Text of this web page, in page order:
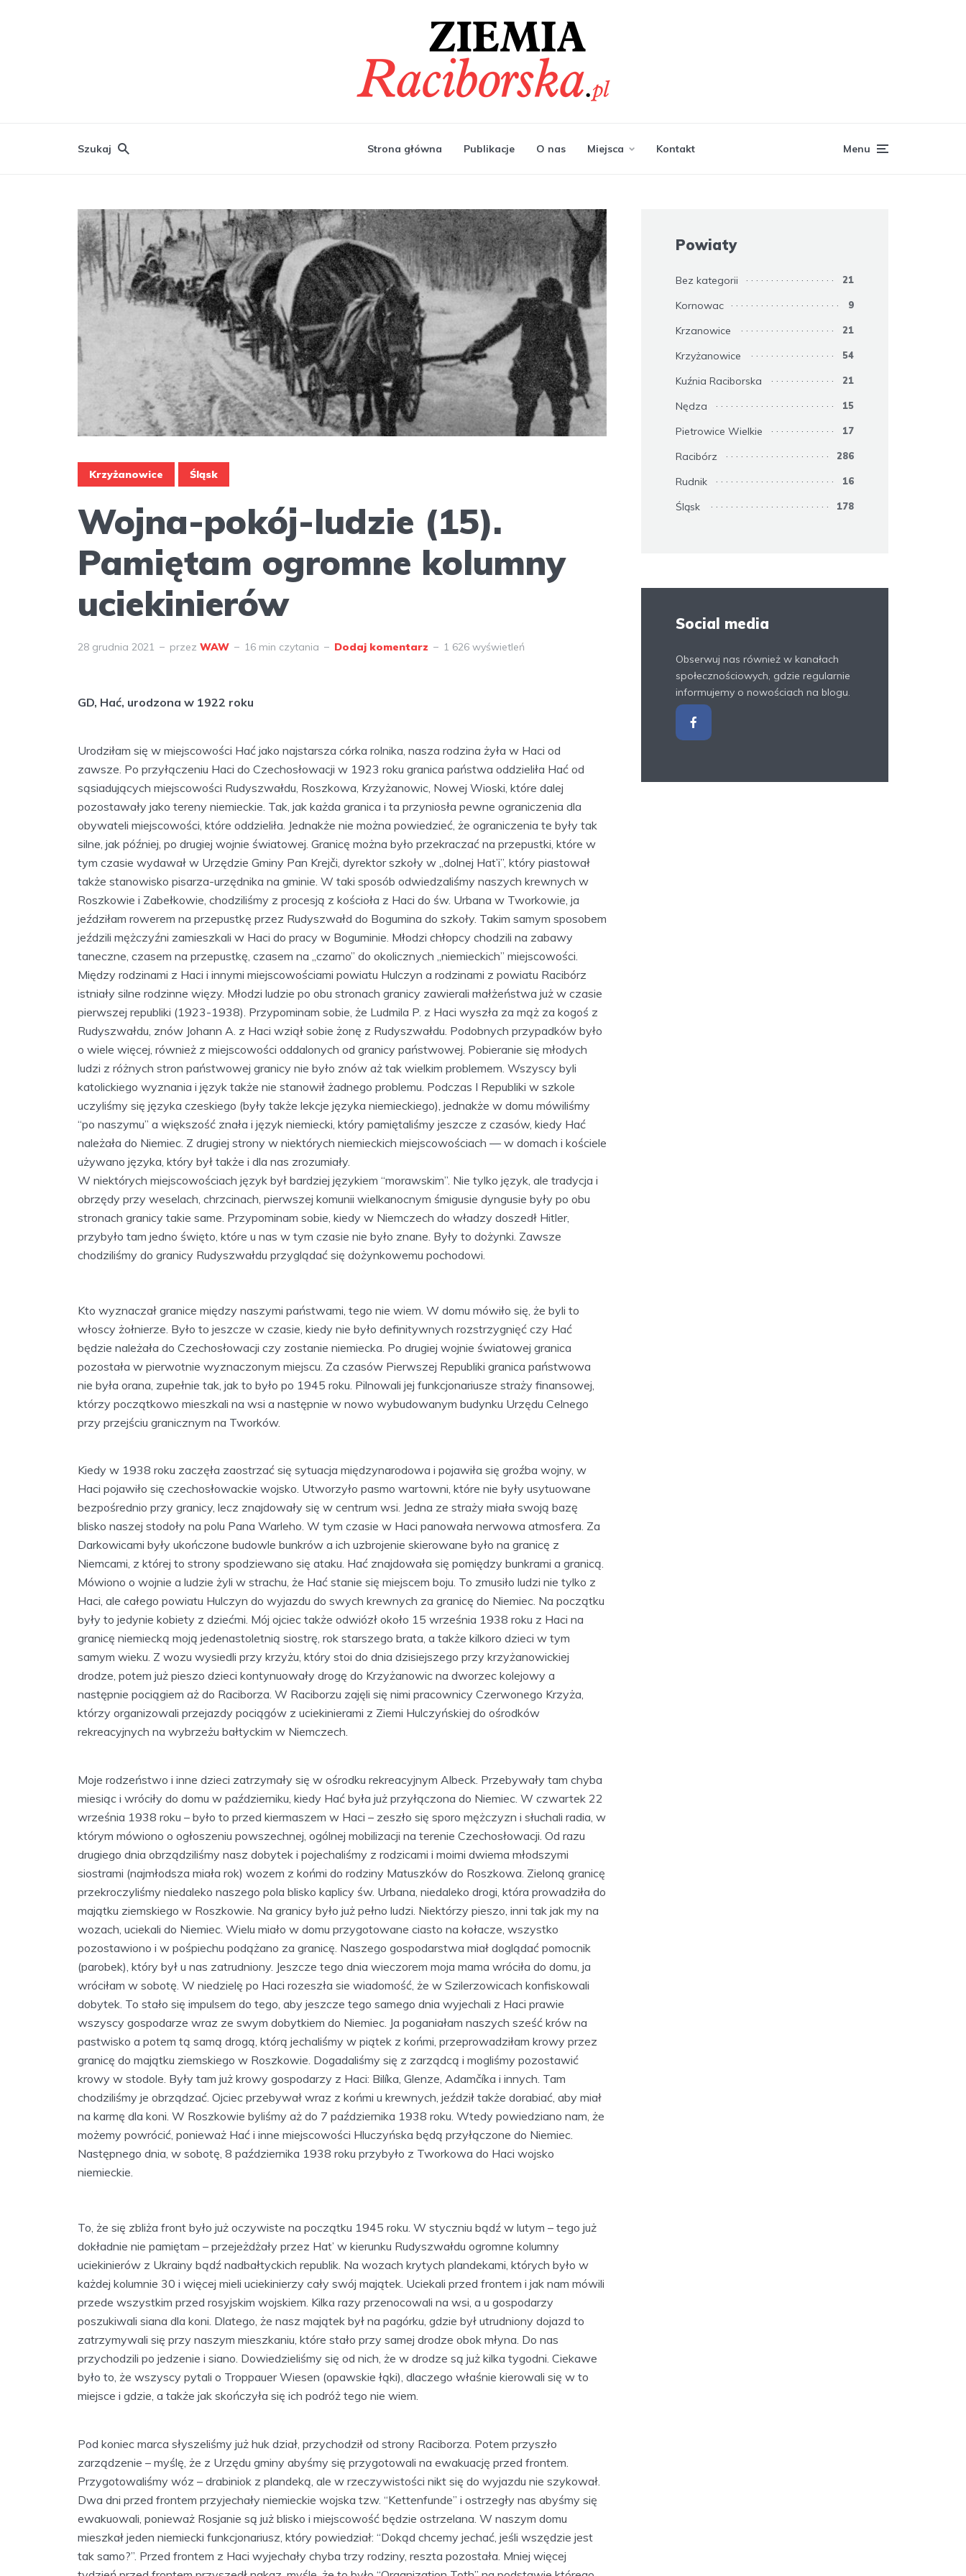
Szukaj Strona główna Publikacje O nas Miejsca Kontakt Menu
Krzyżanowice Śląsk
Wojna-pokój-ludzie (15).
Pamiętam ogromne kolumny
uciekinierów
28 grudnia 2021 przez WAW 16 min czytania Dodaj komentarz 1 626 wyświetleń
GD, Hać, urodzona w 1922 roku
Urodziłam się w miejscowości Hać jako najstarsza córka rolnika, nasza rodzina żyła w Haci od
zawsze. Po przyłączeniu Haci do Czechosłowacji w 1923 roku granica państwa oddzieliła Hać od
sąsiadujących miejscowości Rudyszwałdu, Roszkowa, Krzyżanowic, Nowej Wioski, które dalej
pozostawały jako tereny niemieckie. Tak, jak każda granica i ta przyniosła pewne ograniczenia dla
obywateli miejscowości, które oddzieliła. Jednakże nie można powiedzieć, że ograniczenia te były tak
silne, jak później, po drugiej wojnie światowej. Granicę można było przekraczać na przepustki, które w
tym czasie wydawał w Urzędzie Gminy Pan Krejči, dyrektor szkoły w „dolnej Hat’i”, który piastował
także stanowisko pisarza-urzędnika na gminie. W taki sposób odwiedzaliśmy naszych krewnych w
Roszkowie i Zabełkowie, chodziliśmy z procesją z kościoła z Haci do św. Urbana w Tworkowie, ja
jeździłam rowerem na przepustkę przez Rudyszwałd do Bogumina do szkoły. Takim samym sposobem
jeździli mężczyźni zamieszkali w Haci do pracy w Boguminie. Młodzi chłopcy chodzili na zabawy
taneczne, czasem na przepustkę, czasem na „czarno” do okolicznych „niemieckich” miejscowości.
Między rodzinami z Haci i innymi miejscowościami powiatu Hulczyn a rodzinami z powiatu Racibórz
istniały silne rodzinne więzy. Młodzi ludzie po obu stronach granicy zawierali małżeństwa już w czasie
pierwszej republiki (1923-1938). Przypominam sobie, że Ludmila P. z Haci wyszła za mąż za kogoś z
Rudyszwałdu, znów Johann A. z Haci wziął sobie żonę z Rudyszwałdu. Podobnych przypadków było
o wiele więcej, również z miejscowości oddalonych od granicy państwowej. Pobieranie się młodych
ludzi z różnych stron państwowej granicy nie było znów aż tak wielkim problemem. Wszyscy byli
katolickiego wyznania i język także nie stanowił żadnego problemu. Podczas I Republiki w szkole
uczyliśmy się języka czeskiego (były także lekcje języka niemieckiego), jednakże w domu mówiliśmy
“po naszymu” a większość znała i język niemiecki, który pamiętaliśmy jeszcze z czasów, kiedy Hać
należała do Niemiec. Z drugiej strony w niektórych niemieckich miejscowościach — w domach i kościele
używano języka, który był także i dla nas zrozumiały.
W niektórych miejscowościach język był bardziej językiem “morawskim”. Nie tylko język, ale tradycja i
obrzędy przy weselach, chrzcinach, pierwszej komunii wielkanocnym śmigusie dyngusie były po obu
stronach granicy takie same. Przypominam sobie, kiedy w Niemczech do władzy doszedł Hitler,
przybyło tam jedno święto, które u nas w tym czasie nie było znane. Były to dożynki. Zawsze
chodziliśmy do granicy Rudyszwałdu przyglądać się dożynkowemu pochodowi.
Kto wyznaczał granice między naszymi państwami, tego nie wiem. W domu mówiło się, że byli to
włoscy żołnierze. Było to jeszcze w czasie, kiedy nie było definitywnych rozstrzygnięć czy Hać
będzie należała do Czechosłowacji czy zostanie niemiecka. Po drugiej wojnie światowej granica
pozostała w pierwotnie wyznaczonym miejscu. Za czasów Pierwszej Republiki granica państwowa
nie była orana, zupełnie tak, jak to było po 1945 roku. Pilnowali jej funkcjonariusze straży finansowej,
którzy początkowo mieszkali na wsi a następnie w nowo wybudowanym budynku Urzędu Celnego
przy przejściu granicznym na Tworków.
Kiedy w 1938 roku zaczęła zaostrzać się sytuacja międzynarodowa i pojawiła się groźba wojny, w
Haci pojawiło się czechosłowackie wojsko. Utworzyło pasmo wartowni, które nie były usytuowane
bezpośrednio przy granicy, lecz znajdowały się w centrum wsi. Jedna ze straży miała swoją bazę
blisko naszej stodoły na polu Pana Warleho. W tym czasie w Haci panowała nerwowa atmosfera. Za
Darkowicami były ukończone budowle bunkrów a ich uzbrojenie skierowane było na granicę z
Niemcami, z której to strony spodziewano się ataku. Hać znajdowała się pomiędzy bunkrami a granicą.
Mówiono o wojnie a ludzie żyli w strachu, że Hać stanie się miejscem boju. To zmusiło ludzi nie tylko z
Haci, ale całego powiatu Hulczyn do wyjazdu do swych krewnych za granicę do Niemiec. Na początku
były to jedynie kobiety z dziećmi. Mój ojciec także odwiózł około 15 września 1938 roku z Haci na
granicę niemiecką moją jedenastoletnią siostrę, rok starszego brata, a także kilkoro dzieci w tym
samym wieku. Z wozu wysiedli przy krzyżu, który stoi do dnia dzisiejszego przy krzyżanowickiej
drodze, potem już pieszo dzieci kontynuowały drogę do Krzyżanowic na dworzec kolejowy a
następnie pociągiem aż do Raciborza. W Raciborzu zajęli się nimi pracownicy Czerwonego Krzyża,
którzy organizowali przejazdy pociągów z uciekinierami z Ziemi Hulczyńskiej do ośrodków
rekreacyjnych na wybrzeżu bałtyckim w Niemczech.
Moje rodzeństwo i inne dzieci zatrzymały się w ośrodku rekreacyjnym Albeck. Przebywały tam chyba
miesiąc i wróciły do domu w październiku, kiedy Hać była już przyłączona do Niemiec. W czwartek 22
września 1938 roku – było to przed kiermaszem w Haci – zeszło się sporo mężczyzn i słuchali radia, w
którym mówiono o ogłoszeniu powszechnej, ogólnej mobilizacji na terenie Czechosłowacji. Od razu
drugiego dnia obrządziliśmy nasz dobytek i pojechaliśmy z rodzicami i moimi dwiema młodszymi
siostrami (najmłodsza miała rok) wozem z końmi do rodziny Matuszków do Roszkowa. Zieloną granicę
przekroczyliśmy niedaleko naszego pola blisko kaplicy św. Urbana, niedaleko drogi, która prowadziła do
majątku ziemskiego w Roszkowie. Na granicy było już pełno ludzi. Niektórzy pieszo, inni tak jak my na
wozach, uciekali do Niemiec. Wielu miało w domu przygotowane ciasto na kołacze, wszystko
pozostawiono i w pośpiechu podążano za granicę. Naszego gospodarstwa miał doglądać pomocnik
(parobek), który był u nas zatrudniony. Jeszcze tego dnia wieczorem moja mama wróciła do domu, ja
wróciłam w sobotę. W niedzielę po Haci rozeszła sie wiadomość, że w Szilerzowicach konfiskowali
dobytek. To stało się impulsem do tego, aby jeszcze tego samego dnia wyjechali z Haci prawie
wszyscy gospodarze wraz ze swym dobytkiem do Niemiec. Ja poganiałam naszych sześć krów na
pastwisko a potem tą samą drogą, którą jechaliśmy w piątek z końmi, przeprowadziłam krowy przez
granicę do majątku ziemskiego w Roszkowie. Dogadaliśmy się z zarządcą i mogliśmy pozostawić
krowy w stodole. Były tam już krowy gospodarzy z Haci: Bilíka, Glenze, Adamčíka i innych. Tam
chodziliśmy je obrządzać. Ojciec przebywał wraz z końmi u krewnych, jeździł także dorabiać, aby miał
na karmę dla koni. W Roszkowie byliśmy aż do 7 października 1938 roku. Wtedy powiedziano nam, że
możemy powrócić, ponieważ Hać i inne miejscowości Hluczyńska będą przyłączone do Niemiec.
Następnego dnia, w sobotę, 8 października 1938 roku przybyło z Tworkowa do Haci wojsko
niemieckie.
To, że się zbliża front było już oczywiste na początku 1945 roku. W styczniu bądź w lutym – tego już
dokładnie nie pamiętam – przejeżdżały przez Hat’ w kierunku Rudyszwałdu ogromne kolumny
uciekinierów z Ukrainy bądź nadbałtyckich republik. Na wozach krytych plandekami, których było w
każdej kolumnie 30 i więcej mieli uciekinierzy cały swój majątek. Uciekali przed frontem i jak nam mówili
przede wszystkim przed rosyjskim wojskiem. Kilka razy przenocowali na wsi, a u gospodarzy
poszukiwali siana dla koni. Dlatego, że nasz majątek był na pagórku, gdzie był utrudniony dojazd to
zatrzymywali się przy naszym mieszkaniu, które stało przy samej drodze obok młyna. Do nas
przychodzili po jedzenie i siano. Dowiedzieliśmy się od nich, że w drodze są już kilka tygodni. Ciekawe
było to, że wszyscy pytali o Troppauer Wiesen (opawskie łąki), dlaczego właśnie kierowali się w to
miejsce i gdzie, a także jak skończyła się ich podróż tego nie wiem.
Pod koniec marca słyszeliśmy już huk dział, przychodził od strony Raciborza. Potem przyszło
zarządzenie – myślę, że z Urzędu gminy abyśmy się przygotowali na ewakuację przed frontem.
Przygotowaliśmy wóz – drabiniok z plandeką, ale w rzeczywistości nikt się do wyjazdu nie szykował.
Dwa dni przed frontem przyjechały niemieckie wojska tzw. “Kettenfunde” i ostrzegły nas abyśmy się
ewakuowali, ponieważ Rosjanie są już blisko i miejscowość będzie ostrzelana. W naszym domu
mieszkał jeden niemiecki funkcjonariusz, który powiedział: “Dokąd chcemy jechać, jeśli wszędzie jest
tak samo?”. Przed frontem z Haci wyjechały chyba trzy rodziny, reszta pozostała. Mniej więcej
Powiaty
Bez kategorii 21
Kornowac 9
Krzanowice 21
Krzyżanowice 54
Kuźnia Raciborska 21
Nędza 15
Pietrowice Wielkie 17
Racibórz 286
Rudnik 16
Śląsk 178
Social media
Obserwuj nas również w kanałach
społecznościowych, gdzie regularnie
informujemy o nowościach na blogu.